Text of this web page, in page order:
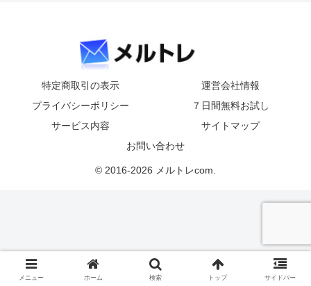
特定商取引の表示
運営会社情報
プライバシーポリシー
７日間無料お試し
サービス内容
サイトマップ
お問い合わせ
© 2016-2026 メルトレcom.
メニュー ホーム 検索 トップ サイドバー